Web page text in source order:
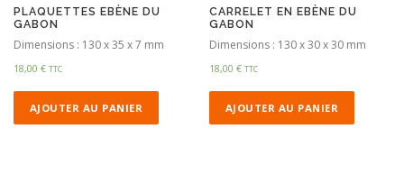
PLAQUETTES EBÈNE DU
GABON
Dimensions : 130 x 35 x 7 mm
18,00 € TTC
AJOUTER AU PANIER
CARRELET EN EBÈNE DU
GABON
Dimensions : 130 x 30 x 30 mm
18,00€ TTC
AJOUTER AU PANIER